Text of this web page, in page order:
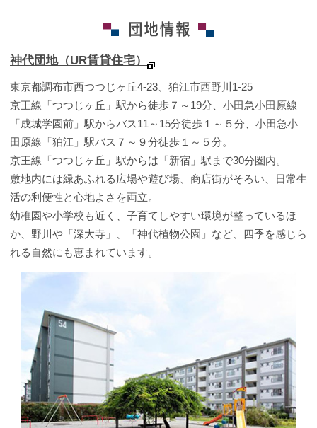
神代団地（UR賃貸住宅）
東京都調布市西つつじヶ丘4-23、狛江市西野川1-25
京王線「つつじヶ丘」駅から徒歩７～19分、小田急小田原線
「成城学園前」駅からバス11～15分徒歩１～５分、小田急小
田原線「狛江」駅バス７～９分徒歩１～５分。
京王線「つつじヶ丘」駅からは「新宿」駅まで30分圏内。
敷地内には緑あふれる広場や遊び場、商店街がそろい、日常生
活の利便性と心地よさを両立。
幼稚園や小学校も近く、子育てしやすい環境が整っているほ
か、野川や「深大寺」、「神代植物公園」など、四季を感じら
れる自然にも恵まれています。